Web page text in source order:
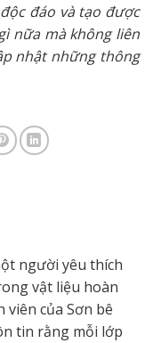
đáo và tạo được
nữa mà không liên
nhật những thông
người yêu thích
vật liệu hoàn
viên của Sơn bê
tin rằng mỗi lớp